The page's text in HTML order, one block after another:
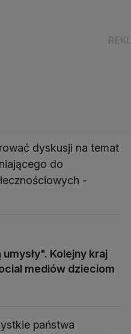
dyskusji na temat
do
-
Kolejny kraj
mediów dzieciom
państwa